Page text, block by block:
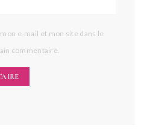
e-mail et mon site dans le
commentaire.